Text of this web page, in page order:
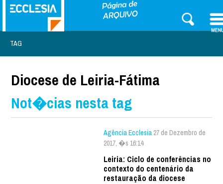
TAG
Diocese de Leiria-Fátima
Not�cias nesta tag
Agência Ecclesia 27 de Dezembro de
2017, �s 16:14
Leiria: Ciclo de conferências no
contexto do centenário da
restauração da diocese